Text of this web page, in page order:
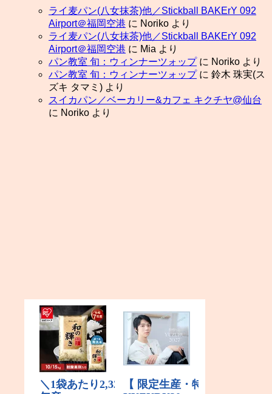
ライ麦パン(八女抹茶)他／Stickball BAKErY 092
Airport＠福岡空港 に Noriko より
ライ麦パン(八女抹茶)他／Stickball BAKErY 092
Airport＠福岡空港 に Mia より
パン教室 旬：ウィンナーツォップに Noriko より
パン教室 旬：ウィンナーツォップに 鈴木 珠実(ス
ズキ タマミ) より
スイカパン／ベーカリー&カフェ キクチヤ@仙台
に Noriko より